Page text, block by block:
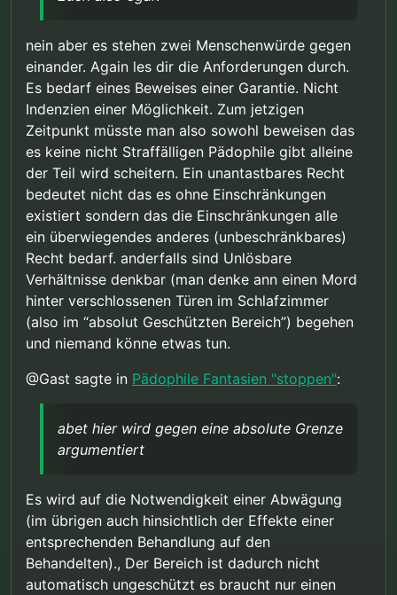
nein aber es stehen zwei Menschenwürde gegen
einander. Again les dir die Anforderungen durch.
Es bedarf eines Beweises einer Garantie. Nicht
Indenzien einer Möglichkeit. Zum jetzigen
Zeitpunkt müsste man also sowohl beweisen das
es keine nicht Straffälligen Pädophile gibt alleine
der Teil wird scheitern. Ein unantastbares Recht
bedeutet nicht das es ohne Einschränkungen
existiert sondern das die Einschränkungen alle
ein überwiegendes anderes (unbeschränkbares)
Recht bedarf. anderfalls sind Unlösbare
Verhältnisse denkbar (man denke ann einen Mord
hinter verschlossenen Türen im Schlafzimmer
(also im “absolut Geschützten Bereich”) begehen
und niemand könne etwas tun.
@Gast sagte in Pädophile Fantasien "stoppen":
abet hier wird gegen eine absolute Grenze
argumentiert
Es wird auf die Notwendigkeit einer Abwägung
(im übrigen auch hinsichtlich der Effekte einer
entsprechenden Behandlung auf den
Behandelten)., Der Bereich ist dadurch nicht
automatisch ungeschützt es braucht nur einen